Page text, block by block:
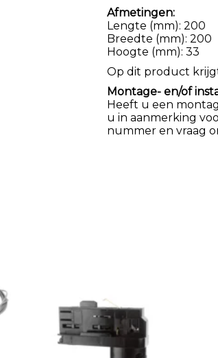
Afmetingen:
Lengte (mm): 200
Breedte (mm): 200
Hoogte (mm): 33
Op dit product
Montage- en/of
Heeft u een
u in aanmerking
nummer en vraag